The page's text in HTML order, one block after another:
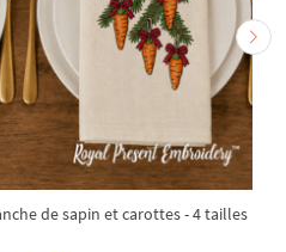
de sapin et carottes - 4 tailles